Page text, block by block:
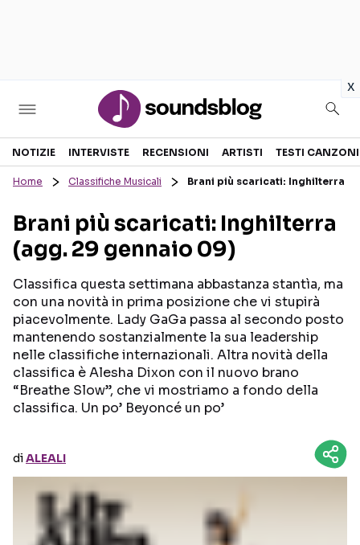
x
Sezioni
RECENSIONI MUSICALI
INTERVISTE
GOSSIP E CURIOSITÀ
TESTI CANZONI
TOUR ED EVENTI
TALENT SHOW
Seguici sui social
NOTIZIE INTERVISTE RECENSIONI ARTISTI TESTI CANZONI
Home Classifiche Musicali Brani più scaricati: Inghilterra
Brani più scaricati: Inghilterra
(agg. 29 gennaio 09)
Classifica questa settimana abbastanza stantìa, ma
con una novità in prima posizione che vi stupirà
piacevolmente. Lady GaGa passa al secondo posto
mantenendo sostanzialmente la sua leadership
nelle classifiche internazionali. Altra novità della
classifica è Alesha Dixon con il nuovo brano
“Breathe Slow”, che vi mostriamo a fondo della
classifica. Un po’ Beyoncé un po’
diALEALI